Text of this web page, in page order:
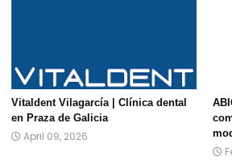
Vitaldent Vilagarcía | Clínica dental
en Praza de Galicia
April 09, 2026